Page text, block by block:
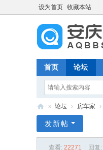
设为首页 收藏本站
首页 论坛
庆
» 论坛 › 房车家 ›
发新帖
查看: 22271 回复: